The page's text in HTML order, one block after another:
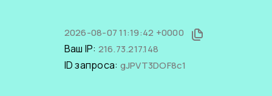
2026-08-07 11:19:42 +0000
Ваш IP: 216.73.217.148
ID запроса: gJPVT3DOF8c1